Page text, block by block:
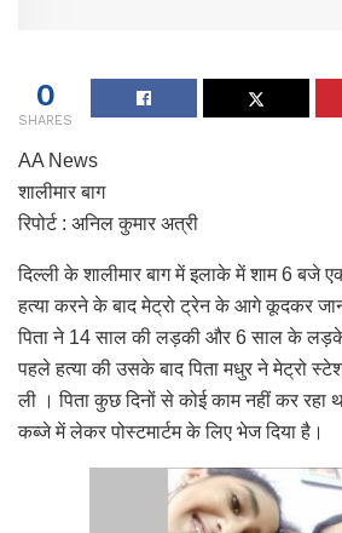
0
SHARES
AA News
शालीमार बाग
रिपोर्ट : अनिल कुमार अत्री
दिल्ली के शालीमार बाग में इलाके में शाम 6 बजे
हत्या करने के बाद मेट्रो ट्रेन के आगे कूदकर
पिता ने 14 साल की लड़की और 6 साल के
पहले हत्या की उसके बाद पिता मधुर ने मेट्रो
ली । पिता कुछ दिनों से कोई काम नहीं कर रहा
कब्जे में लेकर पोस्टमार्टम के लिए भेज दिया है।